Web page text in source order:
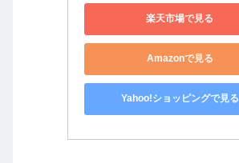
楽天市場で見る
Amazonで見る
Yahoo!ショッピングで見る